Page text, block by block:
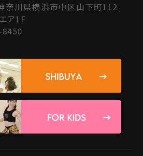
奈川県横浜市中区山下町112-
ア1F